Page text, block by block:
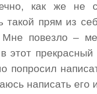
как же не
такой прям из
Мне повезло –
этот
попросил
написать